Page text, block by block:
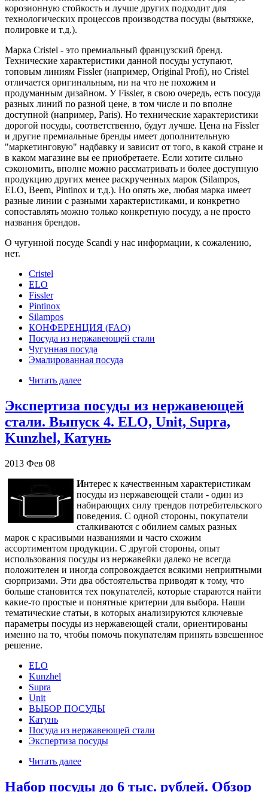
корозионную стойкость и лучше других подходит для
технологических процессов производства посуды (вытяжке,
полировке и т.д.).
Марка Cristel - это премиальный французский бренд.
Технические характеристики данной посуды уступают,
топовым линиям Fissler (например, Original Profi), но Cristel
отличается оригинальным, ни на что не похожим и
продуманным дизайном. У Fissler, в свою очередь, есть посуда
разных линий по разной цене, в том числе и по вполне
доступной (например, Paris). Но технические характеристики
дорогой посуды, соответственно, будут лучше. Цена на Fissler
и другие премиальные бренды имеет дополнительную
"маркетинговую" надбавку и зависит от того, в какой стране и
в каком магазине вы ее приобретаете. Если хотите сильно
сэкономить, вполне можно рассматривать и более доступную
продукцию других менее раскрученных марок (Silampos,
ELO, Beem, Pintinox и т.д.). Но опять же, любая марка имеет
разные линии с разными характеристиками, и конкретно
сопоставлять можно только конкретную посуду, а не просто
названия брендов.
О чугунной посуде Scandi у нас информации, к сожалению,
нет.
Cristel
ELO
Fissler
Pintinox
Silampos
КОНФЕРЕНЦИЯ (FAQ)
Посуда из нержавеющей стали
Чугунная посуда
Эмалированная посуда
Читать далее
Экспертиза посуды из нержавеющей
стали. Выпуск 4. ELO, Unit, Supra,
Kunzhel, Катунь
2013 Фев 08
Интерес к качественным характеристикам
посуды из нержавеющей стали - один из
набирающих силу трендов потребительского
поведения. С одной стороны, покупатели
сталкиваются с обилием самых разных
марок с красивыми названиями и часто схожим
ассортиментом продукции. С другой стороны, опыт
использования посуды из нержавейки далеко не всегда
положителен и иногда сопровождается всякими неприятными
сюрпризами. Эти два обстоятельства приводят к тому, что
больше становится тех покупателей, которые стараются найти
какие-то простые и понятные критерии для выбора. Наши
тематические статьи, в которых анализируются ключевые
параметры посуды из нержавеющей стали, ориентированы
именно на то, чтобы помочь покупателям принять взвешенное
решение.
ELO
Kunzhel
Supra
Unit
ВЫБОР ПОСУДЫ
Катунь
Посуда из нержавеющей стали
Экспертиза посуды
Читать далее
Набор посуды до 6 тыс. рублей. Обзор